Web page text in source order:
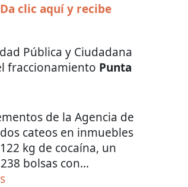
Da clic aquí y recibe
Pública y Ciudadana
fraccionamiento Punta
de la Agencia de
cateos en inmuebles
kg de cocaína, un
bolsas con…